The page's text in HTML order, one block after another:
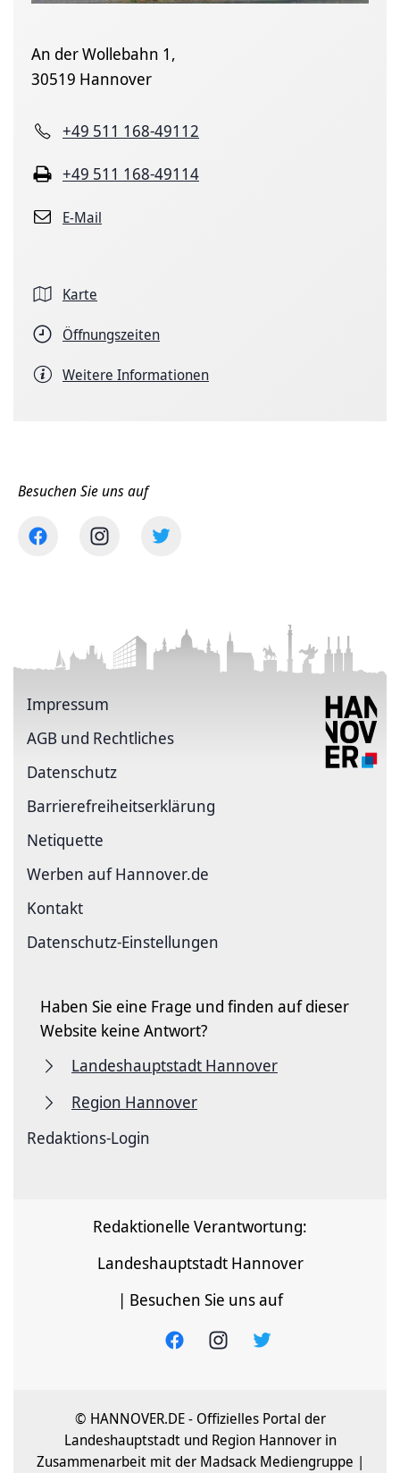
An der Wollebahn 1,
30519 Hannover
+49 511 168-49112
+49 511 168-49114
E-Mail
Karte
Öffnungszeiten
Weitere Informationen
Besuchen Sie uns auf
Impressum
AGB und Rechtliches
Datenschutz
Barriere­freiheits­erklärung
Netiquette
Werben auf Hannover.de
Kontakt
Datenschutz-Einstellungen
Haben Sie eine Frage und finden auf dieser
Website keine Antwort?
Landeshauptstadt Hannover
Region Hannover
Redaktions-Login
Redaktionelle Verantwortung:
Landeshauptstadt Hannover
| Besuchen Sie uns auf
© HANNOVER.DE - Offizielles Portal der
Landeshauptstadt und Region Hannover in
Zusammenarbeit mit der Madsack Mediengruppe |